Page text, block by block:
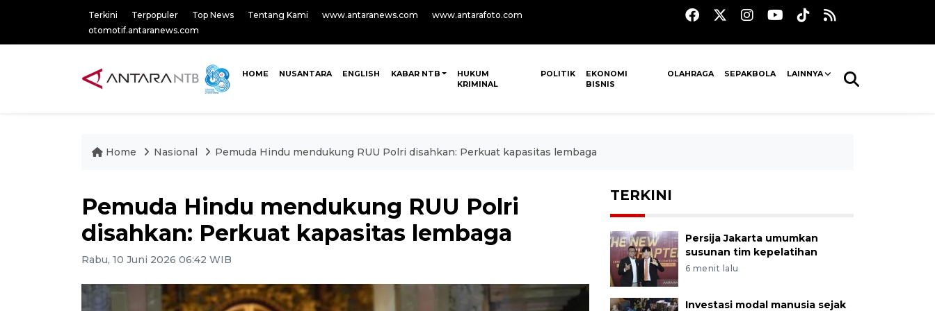
Terkini Terpopuler Top News Tentang Kami www.antaranews.com
www.antarafoto.com
otomotif.antaranews.com
HOME NUSANTARA ENGLISH KABAR NTB
HUKUM
KRIMINAL
POLITIK
EKONOMI
BISNIS
OLAHRAGA SEPAKBOLA LAINNYA
Home Nasional Pemuda Hindu mendukung RUU Polri disahkan: Perkuat kapasitas lembaga
Pemuda Hindu mendukung RUU Polri
disahkan: Perkuat kapasitas lembaga
Rabu, 10 Juni 2026 06:42 WIB
TERKINI
Persija Jakarta umumkan
susunan tim kepelatihan
6 menit lalu
Investasi modal manusia sejak